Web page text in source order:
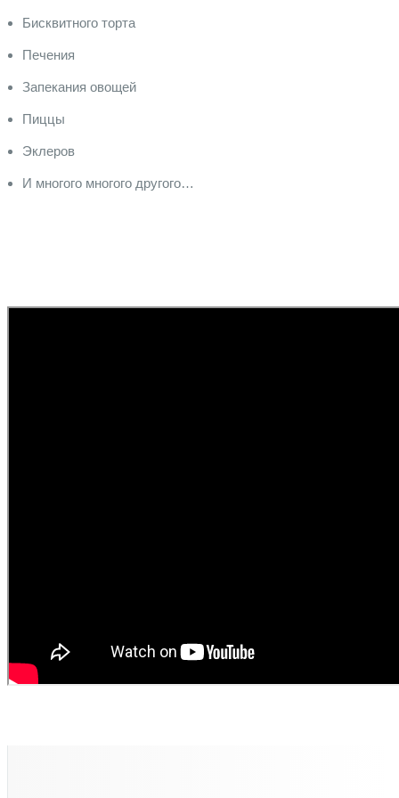
Бисквитного торта
Печения
Запекания овощей
Пиццы
Эклеров
И многого многого другого…